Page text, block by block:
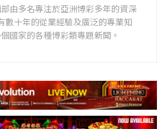
部由多名專注於亞洲博彩多年的資深
數十年的從業經驗及廣泛的專業知
國家的各種博彩類專題新聞。